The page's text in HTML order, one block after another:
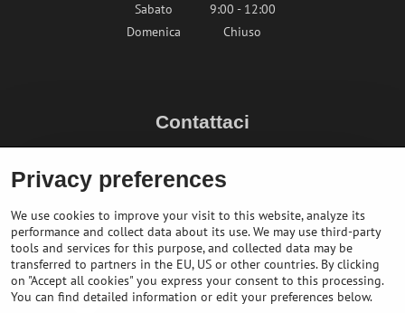
Sabato
9:00 - 12:00
Domenica
Chiuso
Contattaci
+436764858804 (AT)
Privacy preferences
We use cookies to improve your visit to this website, analyze its
performance and collect data about its use. We may use third-party
tools and services for this purpose, and collected data may be
transferred to partners in the EU, US or other countries. By clicking
on "Accept all cookies" you express your consent to this processing.
You can find detailed information or edit your preferences below.